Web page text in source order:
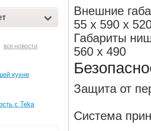
все новости
кухне
с Teka
Внешние
55 х 590 х
Габариты
560 х 490
Защита от
Система